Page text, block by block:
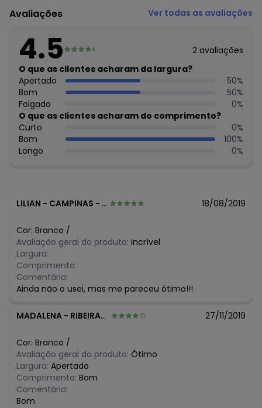
Composto por:
1 aparelho de pressão digital (7x6,5x7 cm).
Contém 100 posições de memória (data, hora, pulso e
pressão arterial). Possui sensor de arritmia cardíaca.
Registra os batimentos cardíacos. Acompanha 2 pilhas
palito AAA.
Imagens meramente ilustrativas.
Avaliações Ver todas as avaliações
4.5 2 avaliações
O que as clientes acharam da largura?
Apertado
50%
Bom
50%
Folgado
0%
O que as clientes acharam do comprimento?
Curto
0%
Bom
100%
Longo
0%
LILIAN - CAMPINAS - SP 18/08/2019
Cor: Branco /
Avaliação geral do produto: Incrível
Largura:
Comprimento:
Comentário:
Ainda não o usei, mas me pareceu ótimo!!!
MADALENA - RIBEIRAO PRETO - SP 27/11/2019
Cor: Branco /
Avaliação geral do produto: Ótimo
Largura: Apertado
Comprimento: Bom
Comentário:
Bom